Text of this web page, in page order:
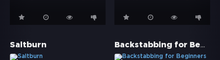
Saltburn Backstabbing for Beginners